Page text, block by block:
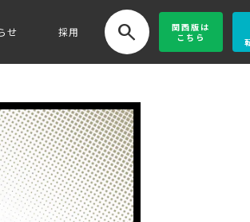
せ 採用 search 関西版 は
こちら